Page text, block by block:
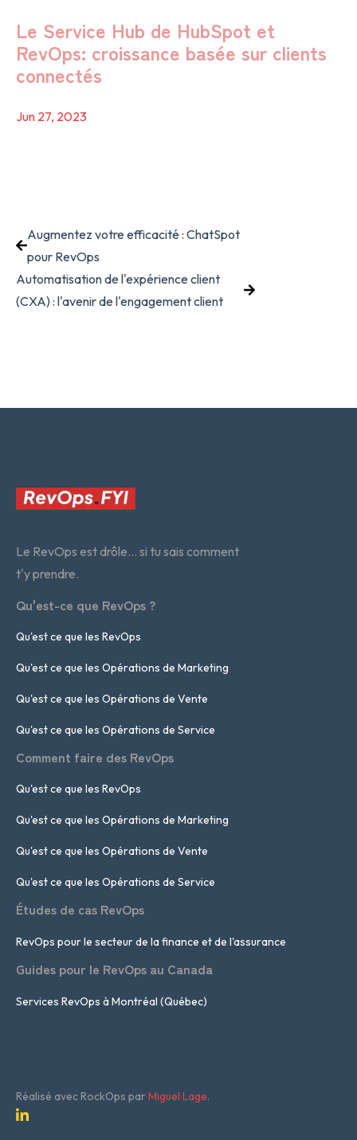
Le Service Hub de HubSpot et
RevOps: croissance basée sur clients
connectés
Jun 27, 2023
Augmentez votre efficacité : ChatSpot
pour RevOps
Automatisation de l'expérience client
(CXA) : l'avenir de l'engagement client
Le RevOps est drôle... si tu sais comment
t'y prendre.
Qu'est-ce que RevOps ?
Qu'est ce que les RevOps
Qu'est ce que les Opérations de Marketing
Qu'est ce que les Opérations de Vente
Qu'est ce que les Opérations de Service
Comment faire des RevOps
Qu'est ce que les RevOps
Qu'est ce que les Opérations de Marketing
Qu'est ce que les Opérations de Vente
Qu'est ce que les Opérations de Service
Études de cas RevOps
RevOps pour le secteur de la finance et de l'assurance
Guides pour le RevOps au Canada
Services RevOps à Montréal (Québec)
Réalisé avec RockOps par Miguel Lage.